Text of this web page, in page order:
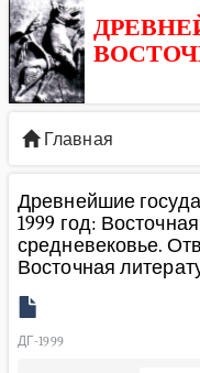
Главная
Древнейшие
1999 год:
средневековье.
Восточная
ДГ-1999